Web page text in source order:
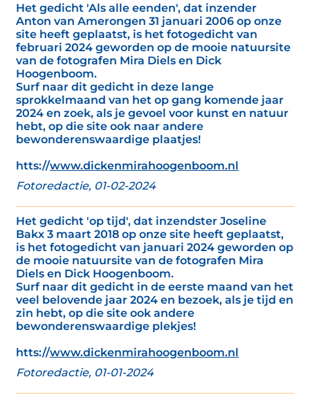
Het gedicht 'Als alle eenden', dat inzender
Anton van Amerongen 31 januari 2006 op onze
site heeft geplaatst, is het fotogedicht van
februari 2024 geworden op de mooie natuursite
van de fotografen Mira Diels en Dick
Hoogenboom.
Surf naar dit gedicht in deze lange
sprokkelmaand van het op gang komende jaar
2024 en zoek, als je gevoel voor kunst en natuur
hebt, op die site ook naar andere
bewonderenswaardige plaatjes!
htts://www.dickenmirahoogenboom.nl
Fotoredactie, 01-02-2024
Het gedicht 'op tijd', dat inzendster Joseline
Bakx 3 maart 2018 op onze site heeft geplaatst,
is het fotogedicht van januari 2024 geworden op
de mooie natuursite van de fotografen Mira
Diels en Dick Hoogenboom.
Surf naar dit gedicht in de eerste maand van het
veel belovende jaar 2024 en bezoek, als je tijd en
zin hebt, op die site ook andere
bewonderenswaardige plekjes!
htts://www.dickenmirahoogenboom.nl
Fotoredactie, 01-01-2024